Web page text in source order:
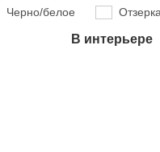
Черно/белое
В интерьере